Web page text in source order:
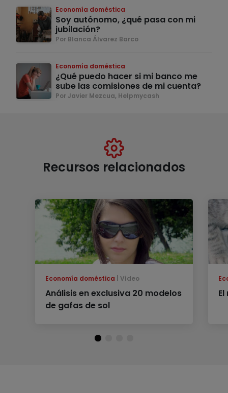
Economía doméstica
Soy autónomo, ¿qué pasa con mi
jubilación?
Por Blanca Álvarez Barco
Economía doméstica
¿Qué puedo hacer si mi banco me
sube las comisiones de mi cuenta?
Por Javier Mezcua, Helpmycash
Recursos relacionados
Economía doméstica Vídeo
Análisis en exclusiva 20 modelos
de gafas de sol